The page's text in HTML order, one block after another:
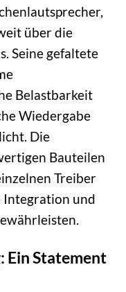
über die
Seine gefaltete
Belastbarkeit
Wiedergabe
Die
Bauteilen
Treiber
Integration und
Ein Statement